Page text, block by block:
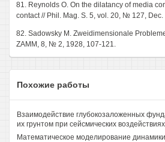
81. Reynolds O. On the dilatancy of media
contact // Phil. Mag. S. 5, vol. 20, № 127,
82. Sadowsky M. Zweidimensionale
ZAMM, 8, № 2, 1928, 107-121.
Похожие работы
Взаимодействие глубокозаложенных
их грунтом при сейсмических воздействиях
Математическое моделирование